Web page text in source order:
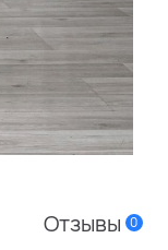
Отзывы 0